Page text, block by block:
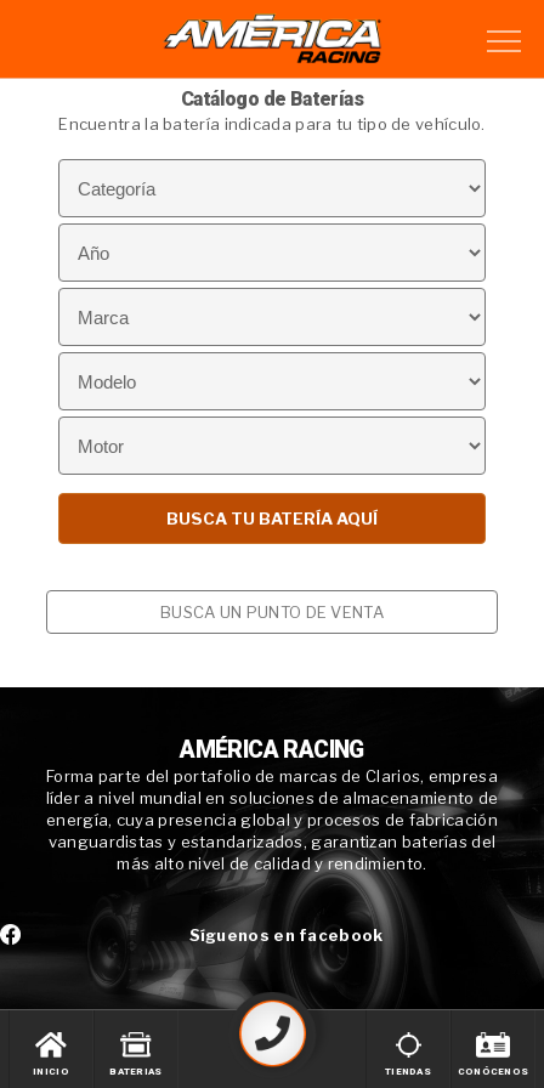
Catálogo de Baterías
Encuentra la batería indicada para tu tipo de vehículo.
BUSCA UN PUNTO DE VENTA
AMÉRICA RACING
Forma parte del portafolio de marcas de Clarios, empresa
líder a nivel mundial en soluciones de almacenamiento de
energía, cuya presencia global y procesos de fabricación
vanguardistas y estandarizados, garantizan baterías del
más alto nivel de calidad y rendimiento.
Síguenos en facebook
INICIO BATERIAS TIENDAS CONÓCENOS